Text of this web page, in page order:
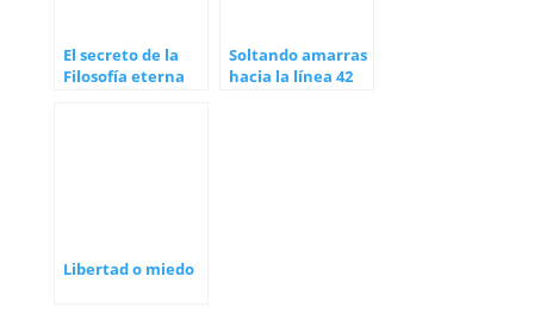
El secreto de la
Filosofía eterna
Soltando amarras
hacia la línea 42
Libertad o miedo